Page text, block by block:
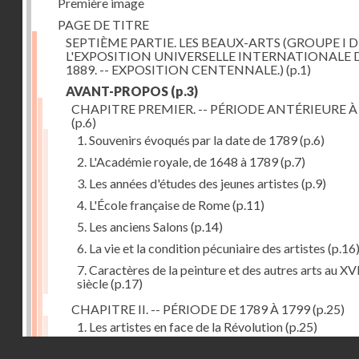
PAGE DE TITRE
SEPTIÈME PARTIE. LES BEAUX-ARTS (GROUPE I
L'EXPOSITION UNIVERSELLE INTERNATIONALE
1889. -- EXPOSITION CENTENNALE.) (p.1)
AVANT-PROPOS (p.3)
CHAPITRE PREMIER. -- PÉRIODE ANTÉRIEURE
(p.6)
1. Souvenirs évoqués par la date de 1789(p.6)
2. L'Académie royale, de 1648 à 1789(p.7)
3. Les années d'études des jeunes artistes (p.9)
4. L'École française de Rome(p.11)
5. Les anciens Salons (p.14)
6. La vie et la condition pécuniaire des artistes (p.16)
7. Caractères de la peinture et des autres arts au
siècle(p.17)
CHAPITRE II. -- PÉRIODE DE 1789 À 1799(p.25)
1. Les artistes en face de la Révolution(p.25)